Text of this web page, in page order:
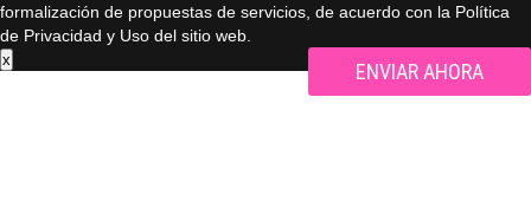
formalización de propuestas de servicios, de acuerdo con la Política
de Privacidad y Uso del sitio web.
x